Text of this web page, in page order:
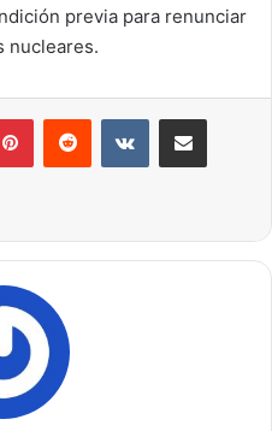
previa para renunciar
nucleares.